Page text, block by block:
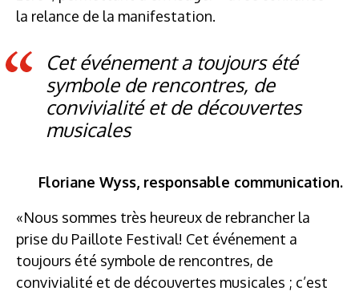
la relance de la manifestation.
Cet événement a toujours été
symbole de rencontres, de
convivialité et de découvertes
musicales
Floriane Wyss, responsable communication.
«Nous sommes très heureux de rebrancher la
prise du Paillote Festival! Cet événement a
toujours été symbole de rencontres, de
convivialité et de découvertes musicales ; c’est